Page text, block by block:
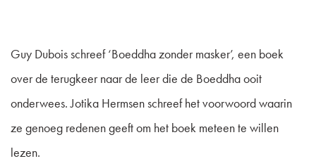
Guy Dubois schreef ‘Boeddha zonder masker’, een boek
over de terugkeer naar de leer die de Boeddha ooit
onderwees. Jotika Hermsen schreef het voorwoord waarin
ze genoeg redenen geeft om het boek meteen te willen
lezen.